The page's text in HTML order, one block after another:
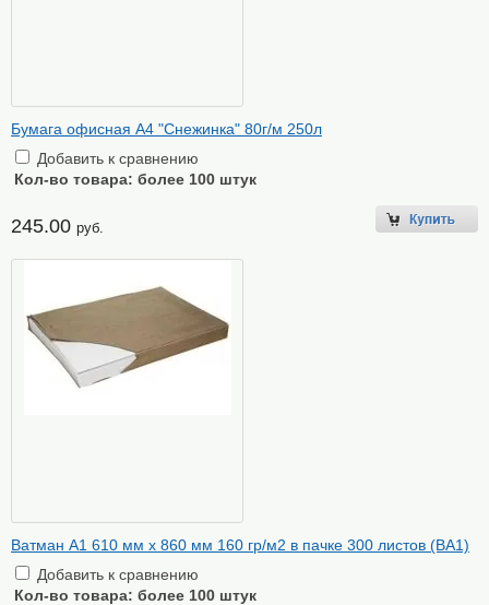
Бумага офисная А4 "Снежинка" 80г/м 250л
Добавить к сравнению
Кол-во товара: более 100 штук
245.00 руб.
Ватман А1 610 мм х 860 мм 160 гр/м2 в пачке 300 листов (ВА1)
Добавить к сравнению
Кол-во товара: более 100 штук